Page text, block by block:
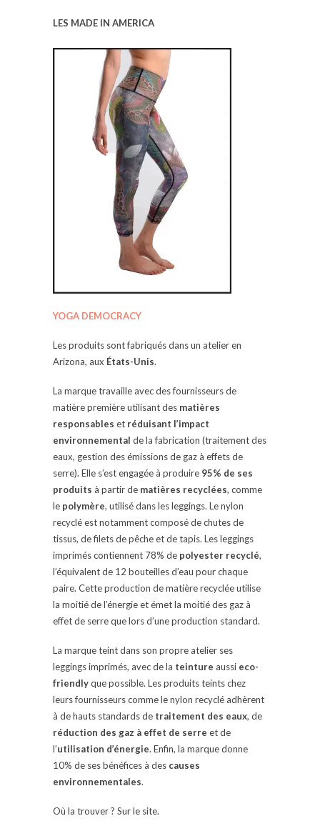
LES MADE IN AMERICA
YOGA DEMOCRACY
Les produits sont fabriqués dans un atelier en
Arizona, aux États-Unis.
La marque travaille avec des fournisseurs de
matière première utilisant des matières
responsables et réduisant l’impact
environnemental de la fabrication (traitement des
eaux, gestion des émissions de gaz à effets de
serre). Elle s’est engagée à produire 95% de ses
produits à partir de matières recyclées, comme
le polymère, utilisé dans les leggings. Le nylon
recyclé est notamment composé de chutes de
tissus, de filets de pêche et de tapis. Les leggings
imprimés contiennent 78% de polyester recyclé,
l’équivalent de 12 bouteilles d’eau pour chaque
paire. Cette production de matière recyclée utilise
la moitié de l’énergie et émet la moitié des gaz à
effet de serre que lors d’une production standard.
La marque teint dans son propre atelier ses
leggings imprimés, avec de la teinture aussi eco-
friendlyque possible. Les produits teints chez
leurs fournisseurs comme le nylon recyclé adhèrent
à de hauts standards de traitement des eaux, de
réduction des gaz à effet de serre et de
l’utilisation d’énergie. Enfin, la marque donne
10% de ses bénéfices à des causes
environnementales.
Où la trouver ? Sur le site.